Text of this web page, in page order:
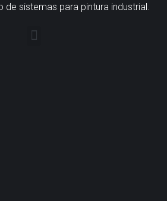
sistemas para pintura industrial.